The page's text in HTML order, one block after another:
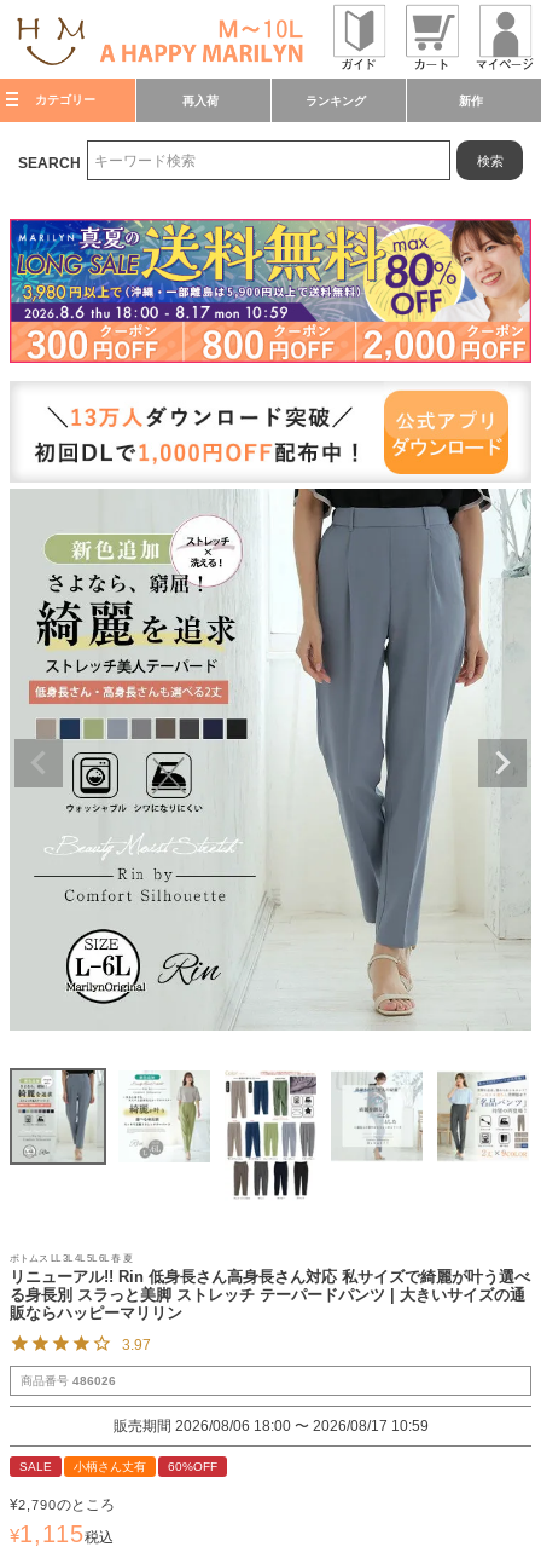
カテゴリー 再入荷 ランキング 新作
SEARCH 検索
ボトムス LL 3L 4L 5L 6L 春 夏
リニューアル!! Rin 低身長さん高身長さん対応 私サイズで綺麗が叶う選べ
る身長別 スラっと美脚 ストレッチ テーパードパンツ | 大きいサイズの通
販ならハッピーマリリン
3.97
商品番号 486026
販売期間 2026/08/06 18:00 〜 2026/08/17 10:59
SALE 小柄さん丈有 60%OFF
¥2,790のところ
¥1,115税込